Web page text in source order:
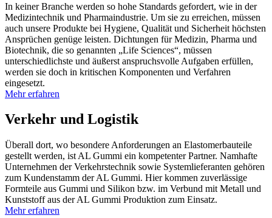
In keiner Branche werden so hohe Standards gefordert, wie in der
Medizintechnik und Pharmaindustrie. Um sie zu erreichen, müssen
auch unsere Produkte bei Hygiene, Qualität und Sicherheit höchsten
Ansprüchen genüge leisten. Dichtungen für Medizin, Pharma und
Biotechnik, die so genannten „Life Sciences“, müssen
unterschiedlichste und äußerst anspruchsvolle Aufgaben erfüllen,
werden sie doch in kritischen Komponenten und Verfahren
eingesetzt.
Mehr erfahren
Verkehr und Logistik
Überall dort, wo besondere Anforderungen an Elastomerbauteile
gestellt werden, ist AL Gummi ein kompetenter Partner. Namhafte
Unternehmen der Verkehrstechnik sowie Systemlieferanten gehören
zum Kundenstamm der AL Gummi. Hier kommen zuverlässige
Formteile aus Gummi und Silikon bzw. im Verbund mit Metall und
Kunststoff aus der AL Gummi Produktion zum Einsatz.
Mehr erfahren